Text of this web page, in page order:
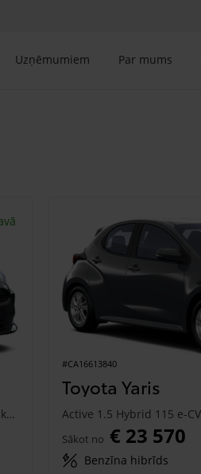
Uzņēmumiem Par mums
Active 1.5 Hybrid 115 e-CVT (Priekšējā piedziņa) (68 kW)
#CA16613840
Toyota Yaris
Sākot no € 23 570
Benzīna hibrīds